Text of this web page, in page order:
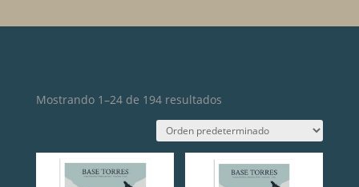
Mostrando 1–24 de 194 resultados